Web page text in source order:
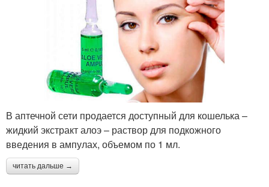
В аптечной сети продается доступный для кошелька –
жидкий экстракт алоэ – раствор для подкожного
введения в ампулах, объемом по 1 мл.
читать дальше →